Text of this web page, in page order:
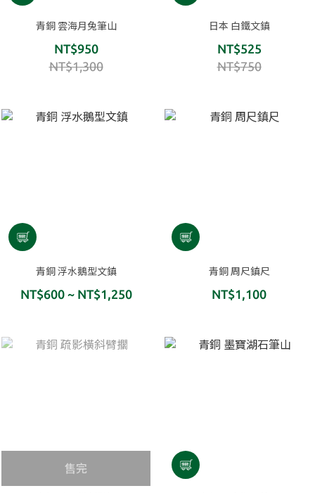
青銅 雲海月兔筆山
NT$950
NT$1,300
日本 白鐵文鎮
NT$525
NT$750
青銅 浮水鵝型文鎮
NT$600 ~ NT$1,250
青銅 周尺鎮尺
NT$1,100
售完